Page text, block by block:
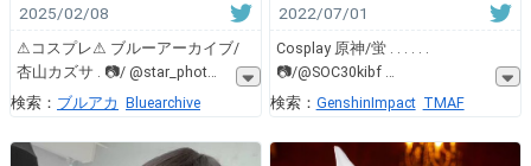
2025/02/08
⚠︎コスプレ⚠︎ ブルーアーカイブ/
杏山カズサ . 📷/ @star_phot
検索： ブルアカ Bluearchive
2022/07/01
Cosplay 原神/蛍 . . . . . .
📷/@SOC30kibf
検索： GenshinImpact TMAF